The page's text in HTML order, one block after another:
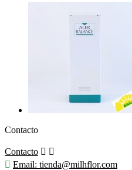
Contacto
Contacto  
 Email: tienda@milhflor.com